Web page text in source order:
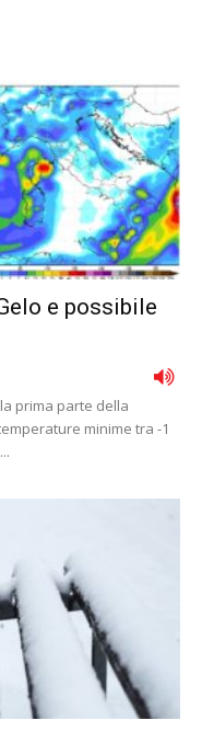
e possibile
prima parte della
minime tra -1